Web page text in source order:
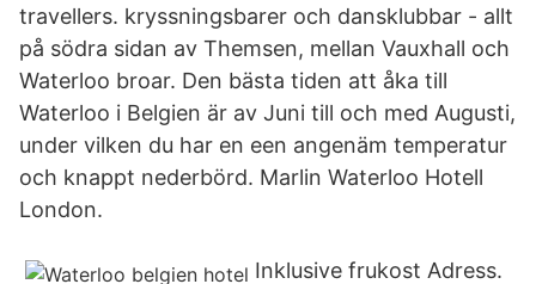
travellers. kryssningsbarer och dansklubbar - allt
på södra sidan av Themsen, mellan Vauxhall och
Waterloo broar. Den bästa tiden att åka till
Waterloo i Belgien är av Juni till och med Augusti,
under vilken du har en een angenäm temperatur
och knappt nederbörd. Marlin Waterloo Hotell
London.
Inklusive frukost Adress.